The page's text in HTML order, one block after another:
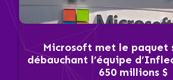
Microsoft met le paquet
débauchant l’équipe
650 millions $